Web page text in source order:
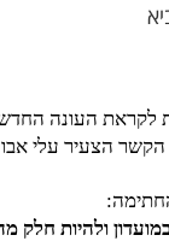
העונה
הצעיר עלי
ולהיות חלק